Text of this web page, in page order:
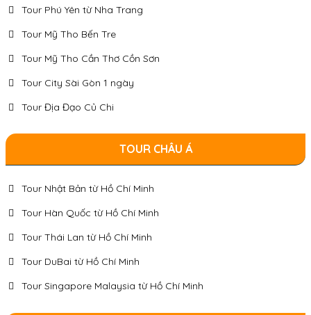
Tour Phú Yên từ Nha Trang
Tour Mỹ Tho Bến Tre
Tour Mỹ Tho Cần Thơ Cồn Sơn
Tour City Sài Gòn 1 ngày
Tour Địa Đạo Củ Chi
TOUR CHÂU Á
Tour Nhật Bản từ Hồ Chí Minh
Tour Hàn Quốc từ Hồ Chí Minh
Tour Thái Lan từ Hồ Chí Minh
Tour DuBai từ Hồ Chí Minh
Tour Singapore Malaysia từ Hồ Chí Minh